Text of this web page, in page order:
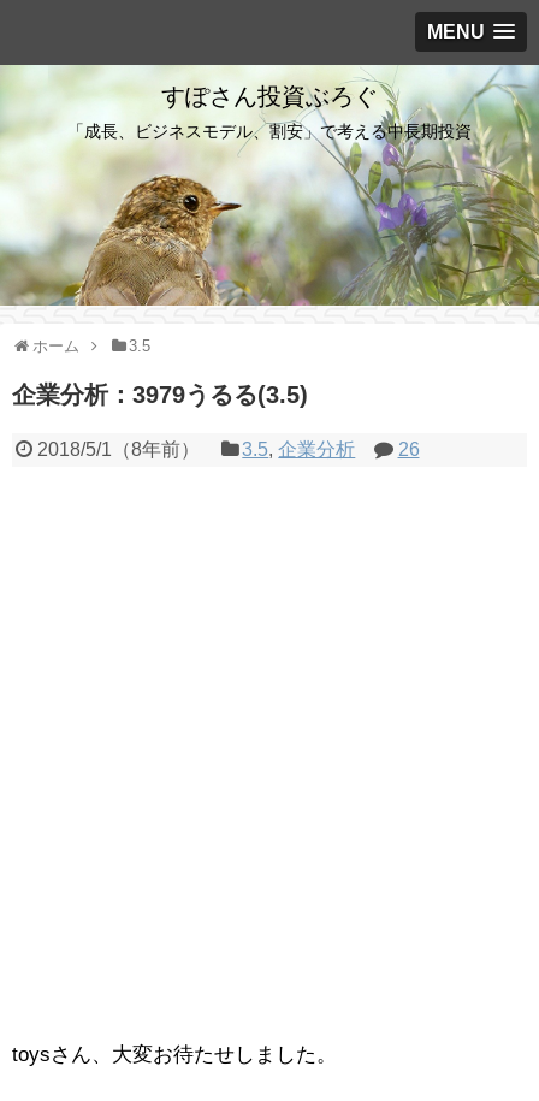
MENU
すぽさん投資ぶろぐ
「成長、ビジネスモデル、割安」で考える中長期投資
ホーム 3.5
企業分析：3979うるる(3.5)
2018/5/1 （8年前） 3.5,企業分析 26
toysさん、大変お待たせしました。